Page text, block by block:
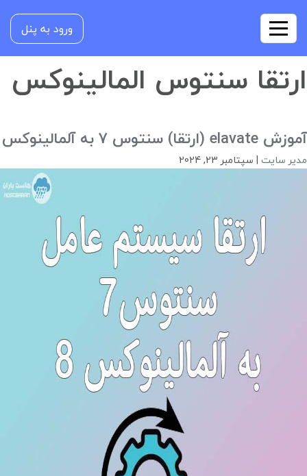
ورود به پنل
ارتقا سنتوس المالینوکس
آموزش elavate (ارتقا) سنتوس 7 به آلمالینوکس
مدیر سایت | سپتامبر 23, 2024